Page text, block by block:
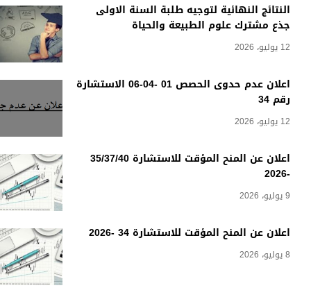
النتائج النهائية لتوجيه طلبة السنة الاولى
جذع مشترك علوم الطبيعة والحياة
12 يوليو، 2026
اعلان عدم حدوى الحصص 01 -04-06 الاستشارة
رقم 34
12 يوليو، 2026
اعلان عن المنح المؤقت للاستشارة 35/37/40
-2026
9 يوليو، 2026
اعلان عن المنح المؤقت للاستشارة 34 -2026
8 يوليو، 2026